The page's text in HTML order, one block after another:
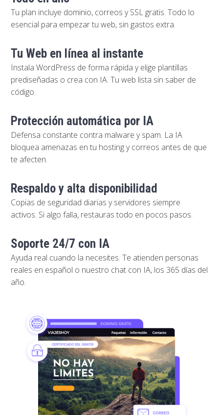
Tu plan incluye dominio, correos y SSL gratis. Todo lo
esencial para empezar tu web, sin gastos extra.
Tu Web en línea al instante
Instala WordPress de forma rápida y elige plantillas
prediseñadas o crea con IA. Tu web lista sin saber de
código.
Protección automática por IA
Defensa constante contra malware y spam. La IA
bloquea amenazas en tu hosting y correos antes de que
te afecten.
Respaldo y alta disponibilidad
Copias de seguridad diarias y servidores siempre
activos. Si algo falla, restauras todo en pocos pasos.
Soporte 24/7 con IA
Ayuda real cuando la necesites. Te atienden personas
reales en español o nuestro chat con IA, los 365 días del
año.